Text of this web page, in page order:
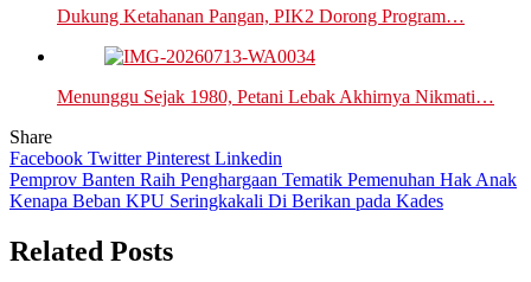
Dukung Ketahanan Pangan, PIK2 Dorong Program…
Menunggu Sejak 1980, Petani Lebak Akhirnya Nikmati…
Share
Facebook TwitterPinterest Linkedin
Navigasi
pos
Pemprov Banten Raih Penghargaan Tematik Pemenuhan Hak Anak
Kenapa Beban KPU Seringkakali Di Berikan pada Kades
Related Posts